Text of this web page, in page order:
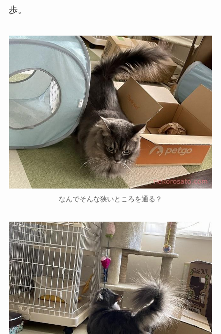
歩。
なんでそんな狭いところを通る？